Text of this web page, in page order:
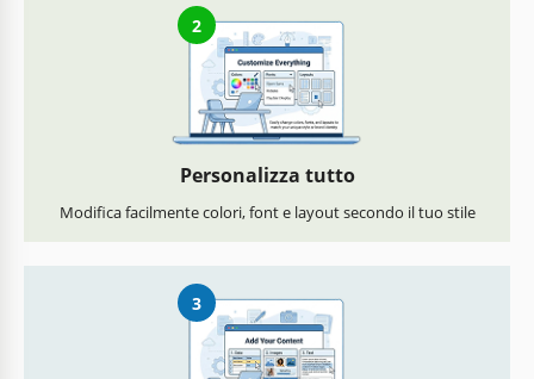
2
Personalizza tutto
Modifica facilmente colori, font e layout secondo il tuo stile
3